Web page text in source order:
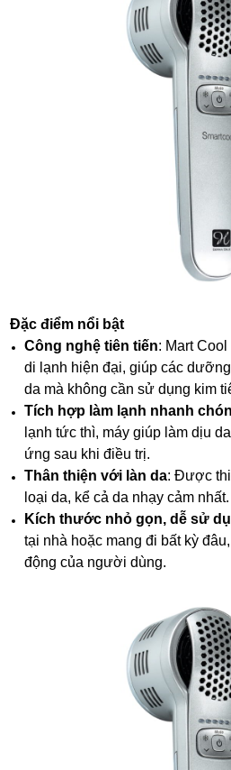
Đặc điểm nổi bật
Công nghệ tiên tiến: Mart
di lạnh hiện đại, giúp các
da mà không cần sử dụng kim
Tích hợp làm lạnh nhanh
lạnh tức thì, máy giúp làm dịu
ứng sau khi điều trị.
Thân thiện với làn da: Được
loại da, kể cả da nhạy cảm nhất.
Kích thước nhỏ gọn, dễ sử
tại nhà hoặc mang đi bất kỳ
động của người dùng.